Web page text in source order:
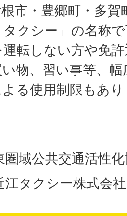
市・豊郷町・多賀
クシー」の名称
転しない方や免
い物、習い事等、
る使用制限もあ
圏域公共交通活性
江タクシー株式会社